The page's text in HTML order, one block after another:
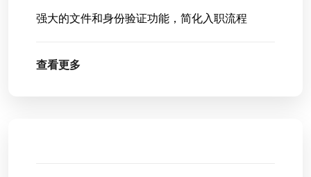
强大的文件和身份验证功能，简化入职流程
查看更多